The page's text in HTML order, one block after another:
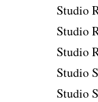
Studio
Studio
Studio
Studio
Studio